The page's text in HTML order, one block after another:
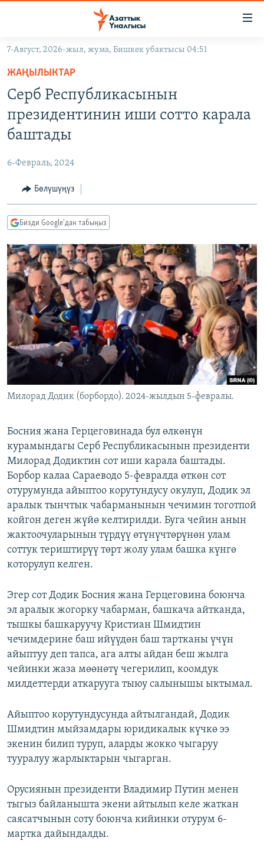
Навигацияга
өтүңүз
Издөөгө
салыңыз
КЫРГЫЗСТАН
КЫРГЫЗСТАН
МАДАНИЯТ
ДҮЙНӨ
УКРАИНА
ТВ ПРОГРАММАЛАР
БҮГҮН АЗАТТЫКТА
ДАНИСТЕ
ЭЖЕ-СИҢДИЛЕР
АЗАТТЫК+
ЫҢГАЙСЫЗ СУРООЛОР
ПОДКАСТ
Русский
ОНЛАЙН ШЕРИНЕ
ЭЕ/АРнун бардык сайттары
7-Август, 2026-жыл, жума, Бишкек убактысы 04:51
ЖАҢЫЛЫКТАР
Серб Республикасынын
президентинин иши сотто карала
баштады
6-Февраль, 2024
Бөлүшүңүз
Бизди Google'дан табыңыз
Милорад Додик (борбордо). 2024-жылдын 5-февралы.
Босния жана Герцеговинада бул өлкөнүн
курамындагы Серб Республикасынын президенти
Милорад Додиктин сот иши карала баштады.
Борбор калаа Сараеводо 5-февралда өткөн сот
отурумунда айыптоо корутундусу окулуп, Додик эл
аралык тынчтык чабарманынын чечимин тоготпой
койгон деген жүйө келтирилди. Буга чейин анын
жактоочуларынын түрдүү өтүнүчтөрүнөн улам
соттук териштирүү төрт жолу улам башка күнгө
которулуп келген.
Эгер сот Додик Босния жана Герцеговина боюнча
эл аралык жогорку чабарман, башкача айтканда,
тышкы башкаруучу Кристиан Шмидтин
чечимдерине баш ийүүдөн баш тартканы үчүн
айыптуу деп тапса, ага алты айдан беш жылга
чейинки жаза мөөнөтү чегерилип, коомдук
милдеттерди аткарууга тыюу салынышы ыктымал.
Айыптоо корутундусунда айтылгандай, Додик
Шмидтин мыйзамдары юридикалык күчкө ээ
экенин билип туруп, аларды жокко чыгаруу
тууралуу жарлыктарын чыгарган.
Орусиянын президенти Владимир Путин менен
тыгыз байланышта экени айтылып келе жаткан
саясатчынын соту боюнча кийинки отурум 6-
мартка дайындалды.